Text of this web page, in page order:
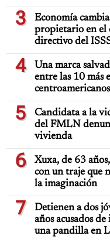
por auto
3
Economía
propietario en el
directivo del
4
Una marca
entre las 10 más
centroamericanos
5
Candidata a la
del FMLN
vivienda
6
Xuxa, de 63
con un traje que
la imaginación
7
Detienen a dos
años acusados
una pandilla en